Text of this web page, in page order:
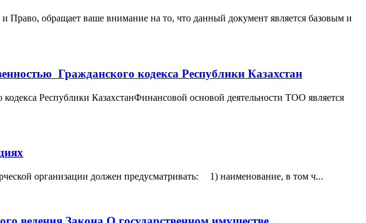
обращает ваше внимание на то, что данный документ является базовым и
Гражданского кодекса Республики Казахстан
Республики КазахстанФинансовой основой деятельности ТОО является
организации должен предусматривать: 1) наименование, в том ч...